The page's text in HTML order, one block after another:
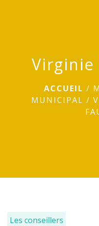
Virginie
ACCUEIL /
MUNICIPAL /
Les conseillers